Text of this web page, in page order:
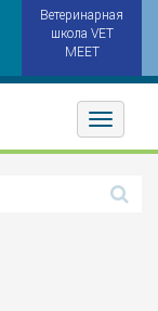
Ветеринарная
школа VET
MEET
Toggler